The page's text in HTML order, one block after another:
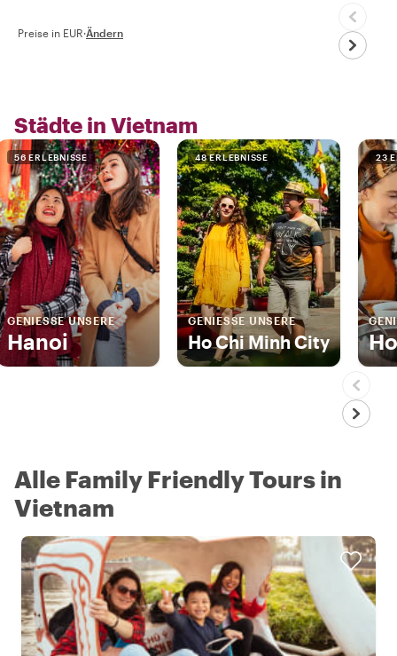
Preise in EUR·Ändern
Städte in Vietnam
56 ERLEBNISSE
GENIESSE UNSERE
Hanoi
48 ERLEBNISSE
GENIESSE UNSERE
Ho Chi Minh City
23
Alle Family Friendly Tours in
Vietnam